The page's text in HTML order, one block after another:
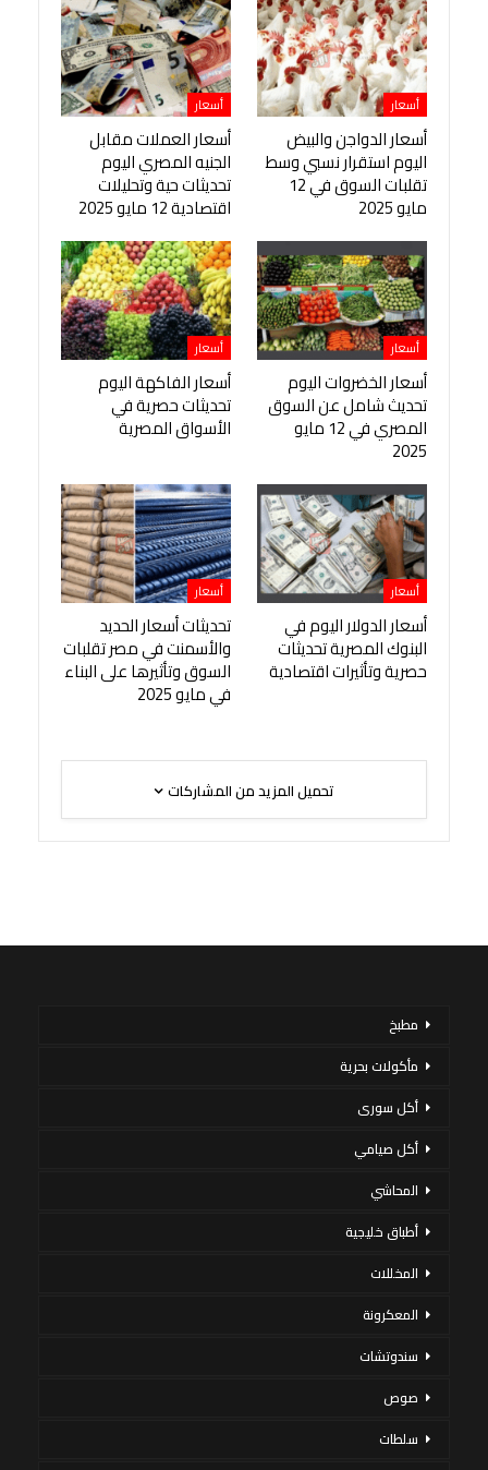
أسعار
أسعار الدواجن والبيض
اليوم استقرار نسبي وسط
تقلبات السوق في 12
مايو 2025
أسعار
أسعار العملات مقابل
الجنيه المصري اليوم
تحديثات حية وتحليلات
اقتصادية 12 مايو 2025
أسعار
أسعار الخضروات اليوم
تحديث شامل عن السوق
المصري في 12 مايو
2025
أسعار
أسعار الفاكهة اليوم
تحديثات حصرية في
الأسواق المصرية
أسعار
أسعار الدولار اليوم في
البنوك المصرية تحديثات
حصرية وتأثيرات اقتصادية
أسعار
تحديثات أسعار الحديد
والأسمنت في مصر تقلبات
السوق وتأثيرها على البناء
في مايو 2025
تحميل المزيد من المشاركات
مطبخ
مأكولات بحرية
أكل سورى
أكل صيامي
المحاشي
أطباق خليجية
المخللات
المعكرونة
سندوتشات
صوص
سلطات